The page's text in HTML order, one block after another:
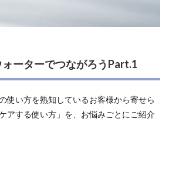
ーターでつながろうPart.1
使い方を熟知しているお客様から寄せら
アする使い方」 を、お悩みごとにご紹介